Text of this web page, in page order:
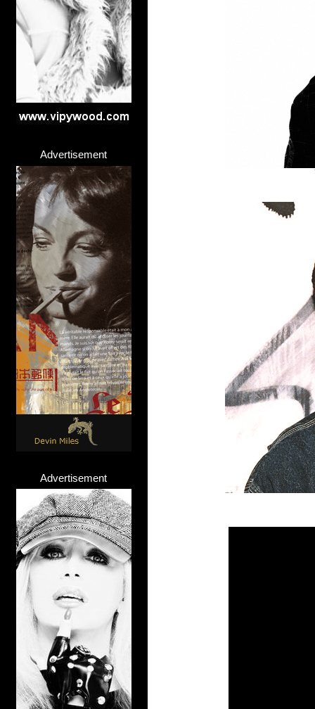
Advertisement
Advertisement